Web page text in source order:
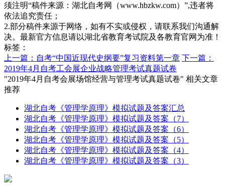
须注明“稿件来源：湖北自考网（www.hbzkw.com）”,违者将
依法追究责任；
2.部分稿件来源于网络，如有不实或侵权，请联系我们沟通解
决。最新官方信息请以湖北省教育考试院及各教育官网为准！
标签：
上一篇：自考“中国近现代史纲要”复习资料第一章 下一篇：
2019年4月自考工会展企业战略管理考试真题试卷
"2019年4月自考会展场馆经营与管理考试真题试卷" 相关文章
推荐
湖北自考《管理学原理》模拟试题及答案汇总
湖北自考《管理学原理》模拟试题及答案（7）
湖北自考《管理学原理》模拟试题及答案（6）
湖北自考《管理学原理》模拟试题及答案（5）
湖北自考《管理学原理》模拟试题及答案（4）
湖北自考《管理学原理》模拟试题及答案（3）